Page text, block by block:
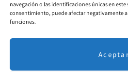
navegación o las identificaciones únicas en
consentimiento, puede afectar negativamente a
funciones.
Aceptar